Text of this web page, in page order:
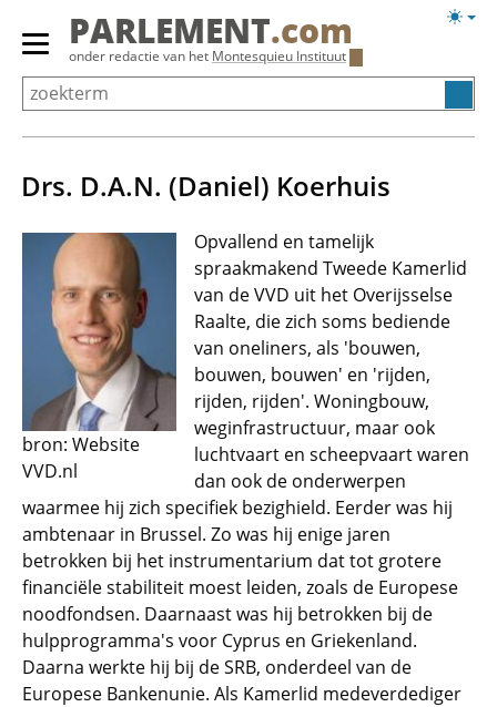
Overslaan
Primair
menu
tonen/verbergen
PARLEMENT.com
onder redactie van het Montesquieu Instituut
Drs. D.A.N. (Daniel) Koerhuis
bron: Website
VVD.nl
Opvallend en tamelijk
spraakmakend Tweede Kamerlid
van de VVD uit het Overijsselse
Raalte, die zich soms bediende
van oneliners, als 'bouwen,
bouwen, bouwen' en 'rijden,
rijden, rijden'. Woningbouw,
weginfrastructuur, maar ook
luchtvaart en scheepvaart waren
dan ook de onderwerpen
waarmee hij zich specifiek bezighield. Eerder was hij
ambtenaar in Brussel. Zo was hij enige jaren
betrokken bij het instrumentarium dat tot grotere
financiële stabiliteit moest leiden, zoals de Europese
noodfondsen. Daarnaast was hij betrokken bij de
hulpprogramma's voor Cyprus en Griekenland.
Daarna werkte hij bij de SRB, onderdeel van de
Europese Bankenunie. Als Kamerlid medeverdediger